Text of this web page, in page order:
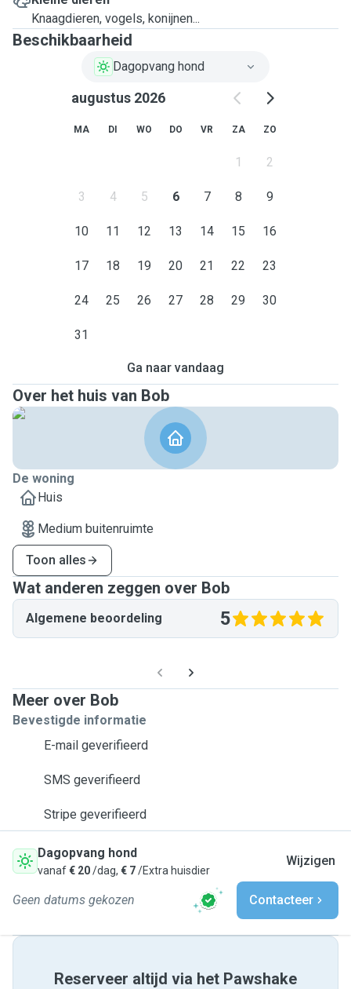
Knaagdieren, vogels, konijnen...
Beschikbaarheid
Dagopvang hond
augustus 2026
MA DI WO DO VR ZA ZO
1 2
3 4 5 6 7 8 9
10 11 12 13 14 15 16
17 18 19 20 21 22 23
24 25 26 27 28 29 30
31
Ga naar vandaag
Over het huis van Bob
De woning
Huis
Medium buitenruimte
Toon alles
Wat anderen zeggen over Bob
Algemene beoordeling 5
Meer over Bob
Bevestigde informatie
E-mail geverifieerd
SMS geverifieerd
Stripe geverifieerd
Dagopvang hond
vanaf€ 20/dag, € 7/Extra huisdier
Wijzigen
Geen datums gekozen Contacteer
Reserveer altijd via het Pawshake